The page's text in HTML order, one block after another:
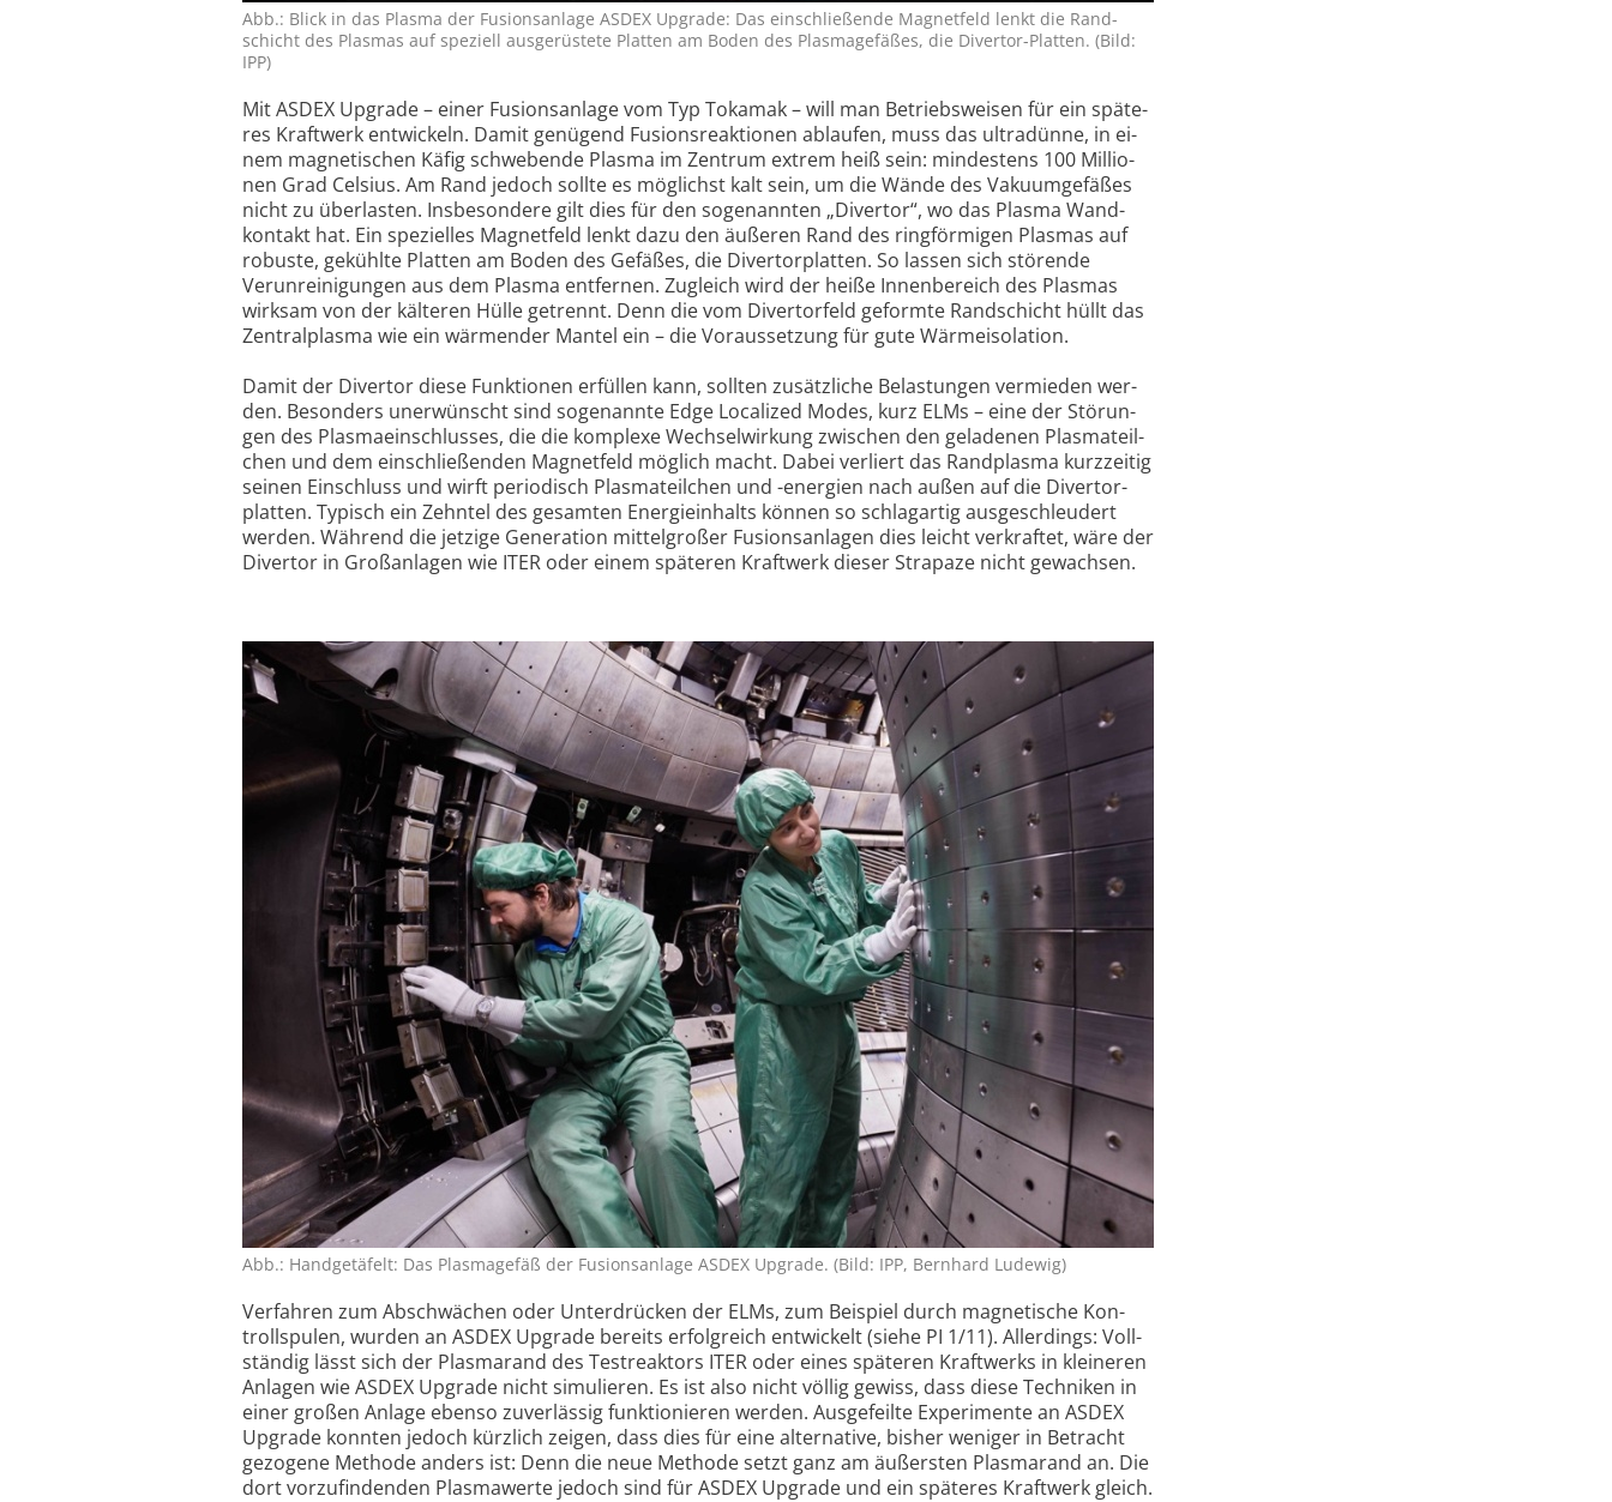
Abb.: Blick in das Plasma der Fusions­anlage ASDEX Up­grade: Das ein­schlie­ßende Magnet­feld lenkt die Rand­
schicht des Plasmas auf speziell aus­ge­rüstete Platten am Boden des Plasma­gefäßes, die Di­vertor-Platten. (Bild:
IPP)
Mit ASDEX Up­grade – einer Fusi­onsan­lage vom Typ To­kamak – will man Be­triebs­weisen für ein späte­
res Kraft­werk entwi­ckeln. Damit genü­gend Fusi­onsre­aktio­nen ablau­fen, muss das ult­radünne, in ei­
nem mag­neti­schen Käfig schwe­bende Plasma im Zent­rum extrem heiß sein: min­des­tens 100 Millio­
nen Grad Cel­sius. Am Rand jedoch sollte es mög­lichst kalt sein, um die Wände des Va­kuum­gefä­ßes
nicht zu über­lasten. Insbe­son­dere gilt dies für den soge­nann­ten „Diver­tor“, wo das Plasma Wand­
kon­takt hat. Ein spezi­elles Mag­netfeld lenkt dazu den äuße­ren Rand des ring­förmi­gen Plas­mas auf
ro­buste, ge­kühlte Platten am Bo­den des Gefä­ßes, die Di­vertor­plat­ten. So lassen sich stö­rende
Verun­reini­gungen aus dem Plasma entfer­nen. Zu­gleich wird der heiße Innen­be­reich des Plas­mas
wirk­sam von der kälte­ren Hülle ge­trennt. Denn die vom Diver­torfeld ge­formte Rand­schicht hüllt das
Zentralplasma wie ein wär­men­der Mantel ein – die Vo­raus­set­zung für gute Wär­meiso­la­tion.
Damit der Di­vertor diese Funkti­onen erfül­len kann, sollten zusätz­liche Belas­tungen ver­mie­den wer­
den. Beson­ders uner­wünscht sind soge­nannte Edge Locali­zed Mo­des, kurz ELMs – eine der Störun­
gen des Plas­maein­schlus­ses, die die kom­plexe Wech­selwir­kung zwi­schen den gelade­nen Plas­mateil­
chen und dem ein­schlie­ßen­den Mag­netfeld mög­lich macht. Dabei verliert das Rand­plasma kurz­zeitig
seinen Ein­schluss und wirft perio­disch Plas­mateil­chen und -ener­gien nach außen auf die Diver­tor­
plat­ten. Typisch ein Zehn­tel des gesam­ten Ener­giein­halts kön­nen so schlag­artig ausge­schleu­dert
wer­den. Wäh­rend die jet­zige Gene­ration mittel­großer Fusi­onsan­lagen dies leicht ver­kraftet, wäre der
Di­vertor in Groß­anla­gen wie I­TER o­der ei­nem späte­ren Kraft­werk dieser Stra­paze nicht ge­wach­sen.
Abb.: Hand­getäfelt: Das Plasma­gefäß der Fusions­anlage ASDEX Upgrade. (Bild: IPP, Bernhard Ludewig)
Verfahren zum Ab­schwä­chen o­der Unter­drü­cken der ELMs, zum Bei­spiel durch mag­neti­sche Kon­
troll­spulen, wur­den an ASDEX Up­grade bereits erfolg­reich entwi­ckelt (siehe PI 1/11). Aller­dings: Voll­
ständig lässt sich der Plas­ma­rand des Testre­aktors ITER o­der ei­nes späte­ren Kraft­werks in klei­neren
Anla­gen wie AS­DEX Up­grade nicht simu­lieren. Es ist also nicht völlig gewiss, dass diese Techni­ken in
einer großen Anlage ebenso zuver­lässig funkti­onie­ren wer­den. Ausge­feilte Experi­mente an AS­DEX
Up­grade konn­ten je­doch kürz­lich zeigen, dass dies für eine al­terna­tive, bisher weni­ger in Be­tracht
gezo­gene Me­thode anders ist: Denn die neue Me­thode setzt ganz am äu­ßers­ten Plas­ma­rand an. Die
dort vorzu­finden­den Plas­ma­werte jedoch sind für AS­DEX Up­grade und ein späte­res Kraft­werk gleich.